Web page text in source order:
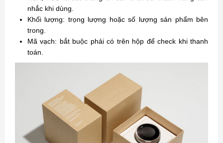
nhắc khi dùng.
Khối lượng: trọng lượng hoặc số lượng sản phẩm bên
trong.
Mã vạch: bắt buộc phải có trên hộp để check khi thanh
toán.